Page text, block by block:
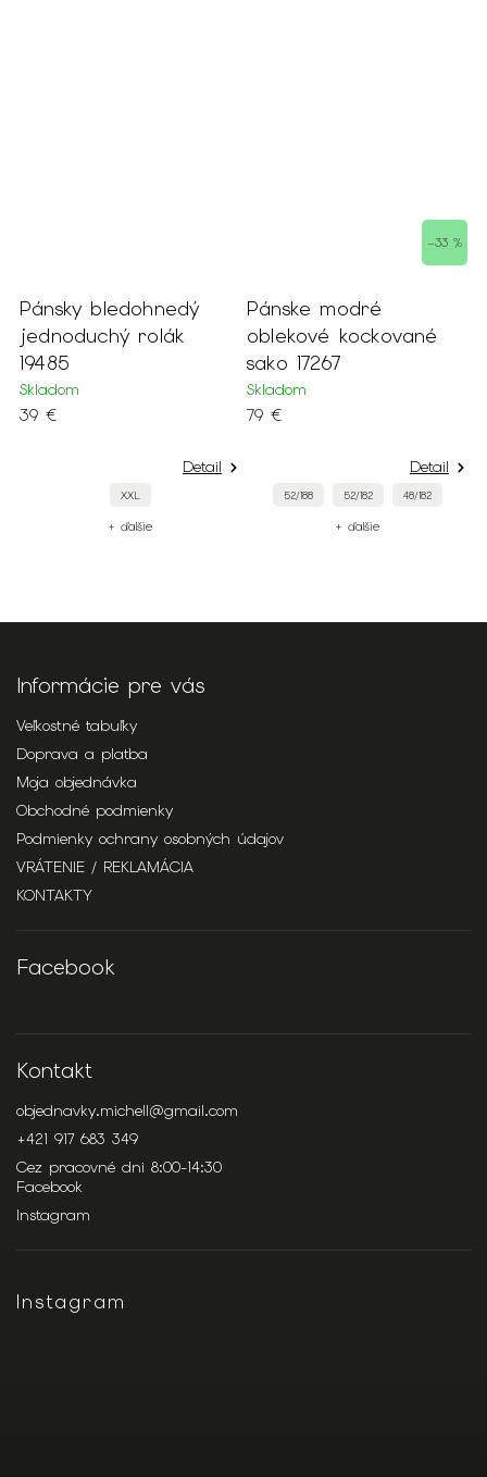
Pánsky bledohnedý
jednoduchý rolák
19485
Skladom
39 €
Detail
XXL
+ ďalšie
–33 %
Pánske modré
oblekové kockované
sako 17267
Skladom
79 €
Detail
52/188 52/182 48/182
+ ďalšie
Informácie pre vás
Veľkostné tabuľky
Doprava a platba
Moja objednávka
Obchodné podmienky
Podmienky ochrany osobných údajov
VRÁTENIE / REKLAMÁCIA
KONTAKTY
Facebook
Kontakt
objednavky.michell@gmail.com
+421 917 683 349
Cez pracovné dni 8:00-14:30
Facebook
Instagram
Instagram